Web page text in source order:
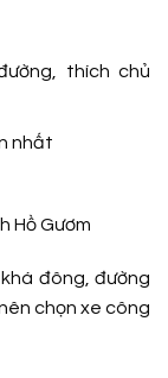
thích chủ
nhất
Hồ Gươm
đông, đường
chọn xe công